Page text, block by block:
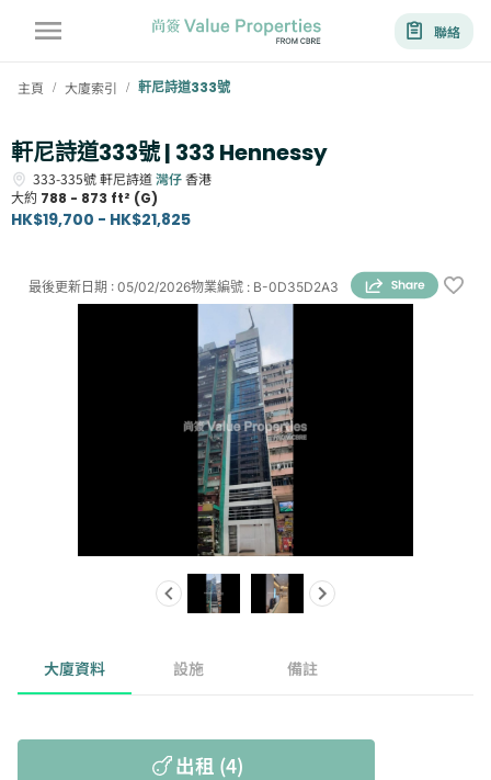
聯絡
主頁 / 大廈索引 / 軒尼詩道333號
軒尼詩道333號 | 333 Hennessy
333-335號軒尼詩道灣仔香港
大約 788 - 873 ft² (G)
HK$19,700 - HK$21,825
物業編號 : B-0D35D2A3
最後更新日期 : 05/02/2026
大廈資料 設施 備註
出租 (4)